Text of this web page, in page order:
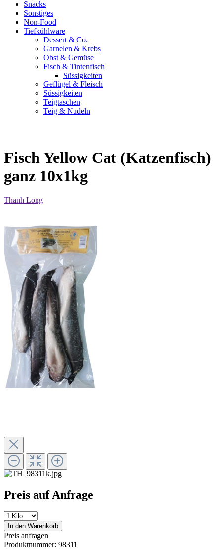
Snacks
Sonstiges
Non-Food
Tiefkühlware
Dessert & Co.
Garnelen & Krebs
Obst & Gemüse
Fisch & Tintenfisch
Süssigkeiten
Geflügel & Fleisch
Süssigkeiten
Teigtaschen
Teig & Nudeln
Fisch Yellow Cat (Katzenfisch)
ganz 10x1kg
Thanh Long
Preis auf Anfrage
In den Warenkorb
Preis anfragen
Produktnummer: 98311